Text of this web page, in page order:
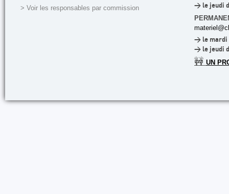
> Voir les responsables par commission
> le jeudi
> le mardi
> le jeudi
🚧 UN